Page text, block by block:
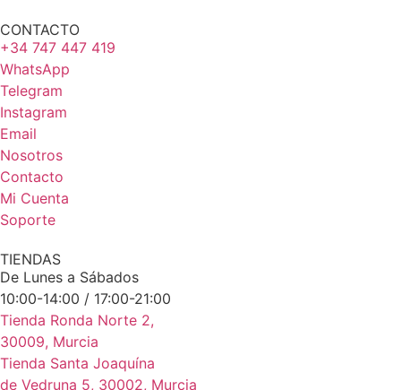
CONTACTO
+34 747 447 419
WhatsApp
Telegram
Instagram
Email
Nosotros
Contacto
Mi Cuenta
Soporte
TIENDAS
De Lunes a Sábados
10:00-14:00 / 17:00-21:00
Tienda Ronda Norte 2,
30009, Murcia
Tienda Santa Joaquína
de Vedruna 5, 30002, Murcia